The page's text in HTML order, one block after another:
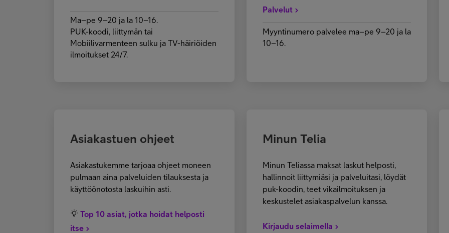
Ma–pe 9–20 ja la 10–16.
PUK-koodi, liittymän tai
Mobiilivarmenteen sulku ja TV-häiriöiden
ilmoitukset 24/7.
Palvelut
Myyntinumero palvelee ma–pe 9–20 ja la
10–16.
Asiakastuen ohjeet
Asiakastukemme tarjoaa ohjeet moneen
pulmaan aina palveluiden tilauksesta ja
käyttöönotosta laskuihin asti.
Top 10 asiat, jotka hoidat helposti
itse
Minun Telia
Minun Teliassa maksat laskut helposti,
hallinnoit liittymiäsi ja palveluitasi, löydät
puk-koodin, teet vikailmoituksen ja
keskustelet asiakaspalvelun kanssa.
Kirjaudu selaimella